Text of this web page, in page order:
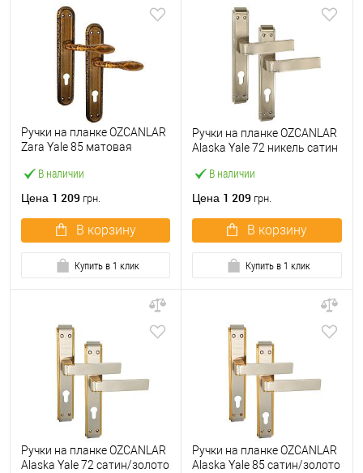
В наличии
Ручки на планке OZCANLAR
Zara Yale 85 матовая
Цена 1 209 грн.
В корзину
Купить в 1 клик
В наличии
Ручки на планке OZCANLAR
Alaska Yale 72 никель сатин
Цена 1 209 грн.
В корзину
Купить в 1 клик
Ручки на планке OZCANLAR
Alaska Yale 72 сатин/золото
Ручки на планке OZCANLAR
Alaska Yale 85 сатин/золото